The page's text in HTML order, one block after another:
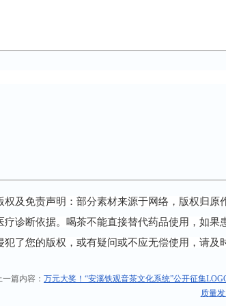
权及免责声明：部分素材来源于网络，版权归
疗诊断依据。喝茶不能直接替代药品使用，如
犯了您的版权，或有疑问或不应无偿使用，请及
篇内容： 万元大奖！“安溪铁观音茶文化系统”公开征集
质量